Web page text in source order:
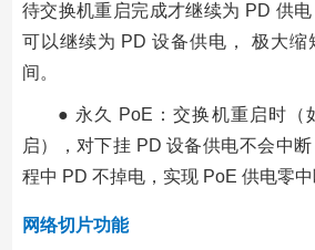
待交换机重启完成才继续为 PD 供
可以继续为 PD 设备供电， 极大缩
间。
● 永久 PoE：交换机重启时（
启），对下挂 PD 设备供电不会中
程中 PD 不掉电，实现 PoE 供电零中
网络切片功能